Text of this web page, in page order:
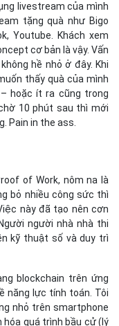
of Work, nôm na là
bỏ nhiều công sức thì
này đã tạo nên cơn
người nhà nhà thi
kỹ thuật số và duy trì
blockchain trên ứng
nhỏ trên smartphone
quá trình bầu cử (lý
gây nóng máy và hao
bộ cộng đồng tham
sẽ gặp phải vấn đề
bán
phẩm của mình. 1 là
sẵn – lựa chọn thường
mạng Blockchain của
nghĩ đến việc áp dụng